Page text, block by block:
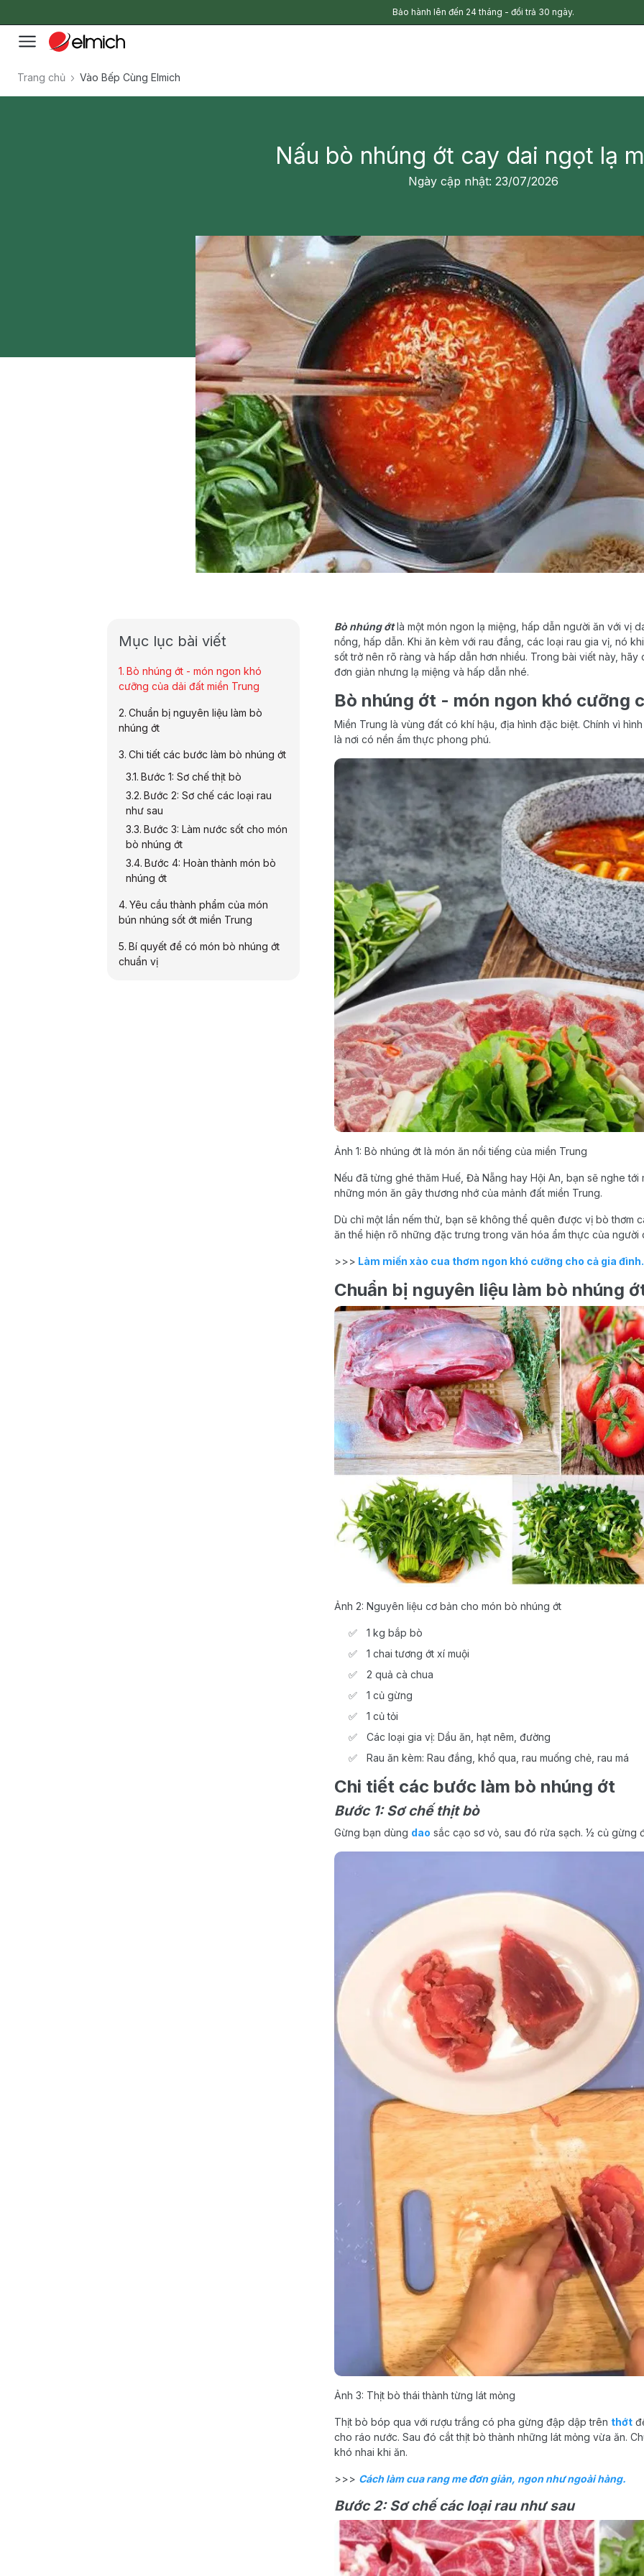
Bảo hành lên đến 24 tháng - đổi trả 30 ngày.
Trang chủ Vào Bếp Cùng Elmich
Nấu bò nhúng ớt cay dai ngọt lạ
Ngày cập nhật: 23/07/2026
Bò nhúng ớtlà một món ngon lạ miệng, hấp dẫn người ăn với vị
nồng, hấp dẫn. Khi ăn kèm với rau đắng, các loại rau gia vị, nó
sốt trở nên rõ ràng và hấp dẫn hơn nhiều. Trong bài viết này, hãy
đơn giản nhưng lạ miệng và hấp dẫn nhé.
Bò nhúng ớt - món ngon khó cưỡng
Miền Trung là vùng đất có khí hậu, địa hình đặc biệt. Chính vì
là nơi có nền ẩm thực phong phú.
Ảnh 1: Bò nhúng ớt là món ăn nổi tiếng của miền Trung
Nếu đã từng ghé thăm Huế, Đà Nẵng hay Hội An, bạn sẽ nghe
những món ăn gây thương nhớ của mảnh đất miền Trung.
Dù chỉ một lần nếm thử, bạn sẽ không thể quên được vị bò thơm
ăn thể hiện rõ những đặc trưng trong văn hóa ẩm thực của người
>>> Làm miến xào cua thơm ngon khó cưỡng cho cả gia đình.
Chuẩn bị nguyên liệu làm bò nhúng
Ảnh 2: Nguyên liệu cơ bản cho món bò nhúng ớt
1 kg bắp bò
1 chai tương ớt xí muội
2 quả cà chua
1 củ gừng
1 củ tỏi
Các loại gia vị: Dầu ăn, hạt nêm, đường
Rau ăn kèm: Rau đắng, khổ qua, rau muống chẻ, rau má
Chi tiết các bước làm bò nhúng ớt
Bước 1: Sơ chế thịt bò
Gừng bạn dùng dao sắc cạo sơ vỏ, sau đó rửa sạch. ½ củ gừng
Ảnh 3: Thịt bò thái thành từng lát mỏng
Thịt bò bóp qua với rượu trắng có pha gừng đập dập trên thớt
cho ráo nước. Sau đó cắt thịt bò thành những lát mỏng vừa ăn.
khó nhai khi ăn.
>>> Cách làm cua rang me đơn giản, ngon như ngoài hàng.
Bước 2: Sơ chế các loại rau như sau
Mục lục bài viết
Bò nhúng ớt - món ngon khó
cưỡng của dải đất miền Trung
Chuẩn bị nguyên liệu làm bò
nhúng ớt
Chi tiết các bước làm bò nhúng ớt
Bước 1: Sơ chế thịt bò
Bước 2: Sơ chế các loại rau
như sau
Bước 3: Làm nước sốt cho món
bò nhúng ớt
Bước 4: Hoàn thành món bò
nhúng ớt
Yêu cầu thành phẩm của món
bún nhúng sốt ớt miền Trung
Bí quyết để có món bò nhúng ớt
chuẩn vị